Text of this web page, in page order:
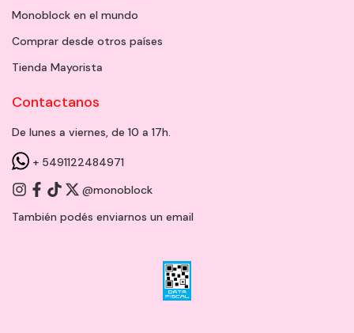
Monoblock en el mundo
Comprar desde otros países
Tienda Mayorista
Contactanos
De lunes a viernes, de 10 a 17h.
+ 5491122484971
@monoblock
También podés enviarnos un email